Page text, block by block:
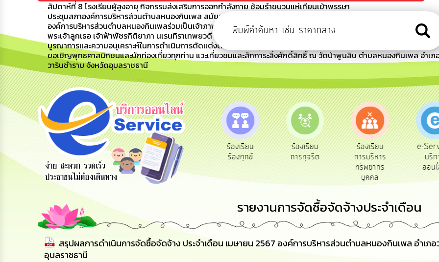
สัปดาห์ที่ 8 โรงเรียนผู้สูงอายุ กิจกรรมส่งเสริมการออกกำลังกาย ซ้อมรำขบวนแห่เทียนเข้าพรรษา
ประชุมสภาองค์การบริหารส่วนตำบลหนองกินเพล สมัยสามัญ สมัยที่ 2/2569 ครั้งที่ 2
องค์การบริหารส่วนตำบลหนองกินเพลร่วมเป็นเจ้าภาพและเข้าร่วมพิธีบำเพ็ญกุศลสวดพระอภิธรรมเพื่ออุทิศถวายแด่สมเด็จ
พระเจ้าลูกเธอ เจ้าฟ้าพัชรกิติยาภา นเรนทิราเทพยวดี กรมหลวงราชสาริณีสิริพัชร
บูรณาการและความอนุเคราะห์ในการดำเนินการตัดแต่งต้นไม้ที่ปกคลุมทางสาธารณะและแนวสายไฟฟ้า
ขอเชิญพุทธศาสนิกชนและนักท่องเที่ยวทุกท่าน แวะเที่ยวชมและสักการะสิ่งศักดิ์สิทธิ์ ณ วัดป่าพูนสิน ตำบลหนองกินเพล อำเภ
วารินชำราบ จังหวัดอุบลราชธานี
สายด่วนผู้
บริหาร
รับฟังความ
คิดเห็น
ประชาชน
ร้องเรียน
ร้องทุกข์
ร้องเรียน
การทุจริต
ร้องเรียน
การบริหาร
e-Service
บริการ
ออนไลน์
ถาม
รายงานการจัดซื้อจัดจ้างประจำเดือน
สรุปผลการดำเนินการจัดซื้อจัดจ้าง ประจำเดือน เมษายน 2567 องค์การบริหารส่วนตำบลหนองกินเพล อำเภ
อุบลราชธานี